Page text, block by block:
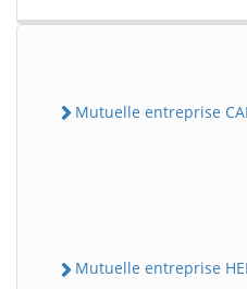
Mutuelle entreprise
Mutuelle entreprise